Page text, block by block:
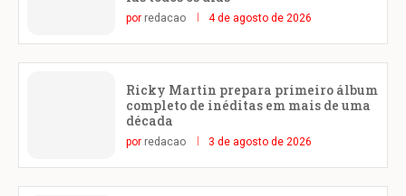
por redacao 4 de agosto de 2026
Ricky Martin prepara primeiro álbum
completo de inéditas em mais de uma
década
por redacao 3 de agosto de 2026